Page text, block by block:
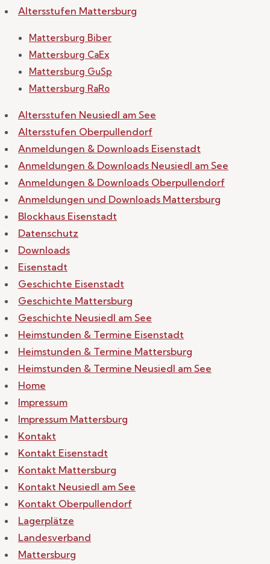
Altersstufen Mattersburg
Mattersburg Biber
Mattersburg CaEx
Mattersburg GuSp
Mattersburg RaRo
Altersstufen Neusiedl am See
Altersstufen Oberpullendorf
Anmeldungen & Downloads Eisenstadt
Anmeldungen & Downloads Neusiedl am See
Anmeldungen & Downloads Oberpullendorf
Anmeldungen und Downloads Mattersburg
Blockhaus Eisenstadt
Datenschutz
Downloads
Eisenstadt
Geschichte Eisenstadt
Geschichte Mattersburg
Geschichte Neusiedl am See
Heimstunden & Termine Eisenstadt
Heimstunden & Termine Mattersburg
Heimstunden & Termine Neusiedl am See
Home
Impressum
Impressum Mattersburg
Kontakt
Kontakt Eisenstadt
Kontakt Mattersburg
Kontakt Neusiedl am See
Kontakt Oberpullendorf
Lagerplätze
Landesverband
Mattersburg